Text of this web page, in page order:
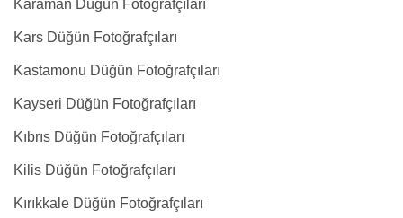
Karaman Düğün Fotoğrafçıları
Kars Düğün Fotoğrafçıları
Kastamonu Düğün Fotoğrafçıları
Kayseri Düğün Fotoğrafçıları
Kıbrıs Düğün Fotoğrafçıları
Kilis Düğün Fotoğrafçıları
Kırıkkale Düğün Fotoğrafçıları